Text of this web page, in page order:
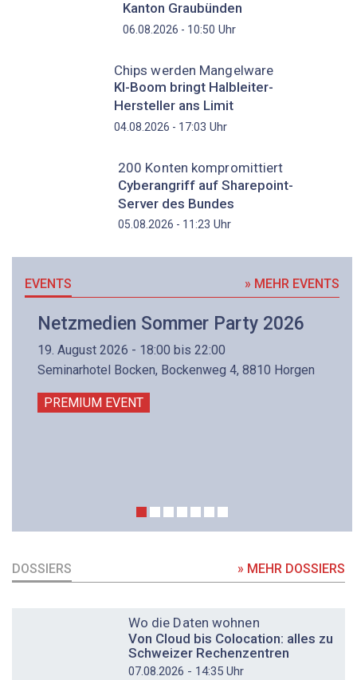
Kanton Graubünden
06.08.2026 - 10:50 Uhr
Chips werden Mangelware
KI-Boom bringt Halbleiter-
Hersteller ans Limit
04.08.2026 - 17:03 Uhr
200 Konten kompromittiert
Cyberangriff auf Sharepoint-
Server des Bundes
05.08.2026 - 11:23 Uhr
EVENTS » MEHR EVENTS
Netzmedien Sommer Party 2026
19. August 2026 - 18:00 bis 22:00
Seminarhotel Bocken, Bockenweg 4, 8810 Horgen
PREMIUM EVENT
DOSSIERS » MEHR DOSSIERS
Wo die Daten wohnen
Von Cloud bis Colocation: alles zu
Schweizer Rechenzentren
07.08.2026 - 14:35 Uhr